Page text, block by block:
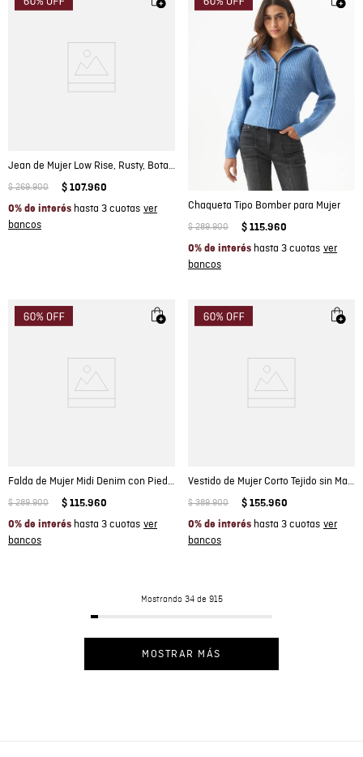
Jean de Mujer Low Rise, Rusty, Bota Relaxed - Azul Medio
$ 269.900 $ 107.960
0% de interés hasta 3 cuotas Chaqueta Tipo Bomber para Mujer
$ 289.900 $ 115.960
0% de interés hasta 3 cuotas
Falda de Mujer Midi Denim con Piedras Decorativas en Mezcla de Algodón
$ 289.900 $ 115.960
0% de interés hasta 3 cuotas
Vestido de Mujer Corto Tejido sin Mangas Silueta Acampanada Ojaletes Metálicos en Mezcla de Viscosa
$ 389.900 $ 155.960
0% de interés hasta 3 cuotas
Mostrando 34 de 915
MOSTRAR MÁS